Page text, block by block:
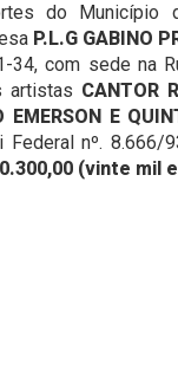
do Município
P.L.G GABINO
34, com sede na
artistas CANTOR
E
Federal nº.
(vinte mil